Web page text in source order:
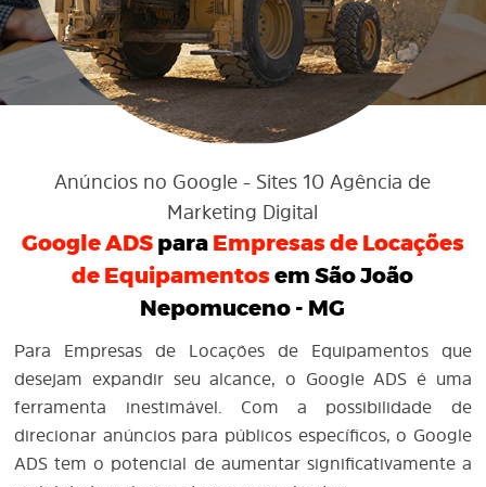
ENVIE UM WHATSAPP
Anúncios no Google- Sites 10 Agência de
Marketing Digital
Google ADSpara Empresas de Locações
de Equipamentos em São João
Nepomuceno - MG
Para Empresas de Locações de Equipamentos que
desejam expandir seu alcance, o Google ADS é uma
ferramenta inestimável. Com a possibilidade de
direcionar anúncios para públicos específicos, o Google
ADS tem o potencial de aumentar significativamente a